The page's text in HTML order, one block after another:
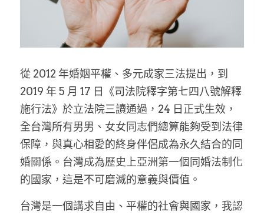
信仰生活
好書櫥窗
厝邊頭尾
家書
從 2012 年婚姻平權、多元成家三法提出，到
2019 年 5 月 17 日《司法院釋字第七四八號解釋
施行法》於立法院三讀通過，24 日正式生效，
全台灣所有男男、女女同志們總算能夠受到法律
保障，與真心相愛的終身伴侶成為永久結合的同
婚關係。台灣成為歷史上亞洲第一個同婚法制化
的國家，這是不可磨滅的意義與價值。
台灣是一個講求自由、平權的社會與國家，我認